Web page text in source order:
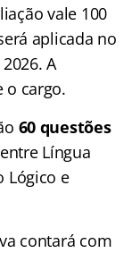
vale 100
aplicada no
A
o cargo.
60 questões
Língua
Lógico e
contará com